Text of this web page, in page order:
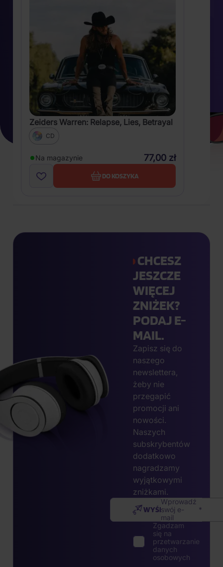
Zeiders Warren: Relapse, Lies, Betrayal
CD
Na magazynie 77,00 zł
DO KOSZYKA
CHCESZ
JESZCZE
WIĘCEJ
ZNIŻEK?
PODAJ E-
MAIL.
Zapisz się do
naszego
newslettera,
żeby nie
przegapić
promocji ani
nowości.
Naszych
subskrybentów
dodatkowo
nagradzamy
wyjątkowymi
zniżkami.
Wprowadź
swój e-
mail
WYŚLIJ
Zgadzam
się na
przetwarzanie
danych
osobowych